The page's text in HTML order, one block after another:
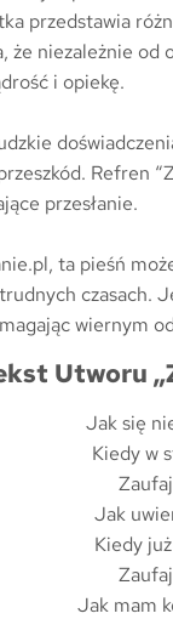
przedstawia
że niezależnie
i opiekę.
Refren
przesłanie.
ta pieśń
wiernym
Utworu
Jak się
Kiedy w
Jak
Kiedy
Jak mam